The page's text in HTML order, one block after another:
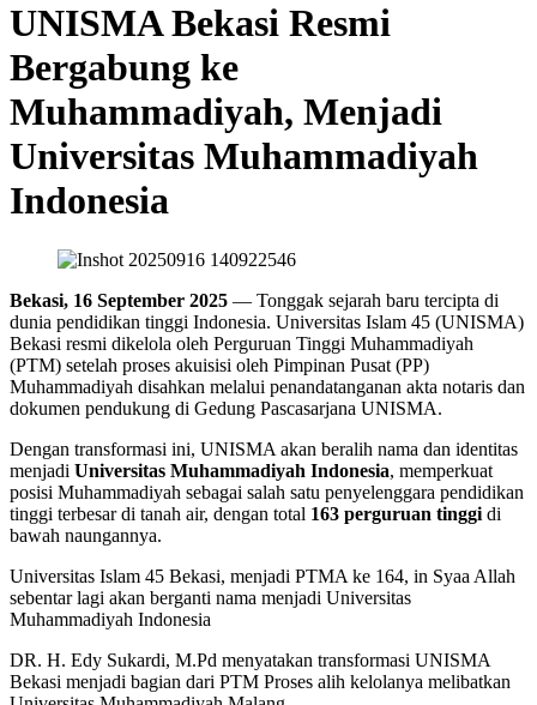
UNISMA Bekasi Resmi
Bergabung ke
Muhammadiyah, Menjadi
Universitas Muhammadiyah
Indonesia
Bekasi, 16 September 2025 — Tonggak sejarah baru tercipta di
dunia pendidikan tinggi Indonesia. Universitas Islam 45 (UNISMA)
Bekasi resmi dikelola oleh Perguruan Tinggi Muhammadiyah
(PTM) setelah proses akuisisi oleh Pimpinan Pusat (PP)
Muhammadiyah disahkan melalui penandatanganan akta notaris dan
dokumen pendukung di Gedung Pascasarjana UNISMA.
Dengan transformasi ini, UNISMA akan beralih nama dan identitas
menjadi Universitas Muhammadiyah Indonesia, memperkuat
posisi Muhammadiyah sebagai salah satu penyelenggara pendidikan
tinggi terbesar di tanah air, dengan total 163 perguruan tinggi di
bawah naungannya.
Universitas Islam 45 Bekasi, menjadi PTMA ke 164, in Syaa Allah
sebentar lagi akan berganti nama menjadi Universitas
Muhammadiyah Indonesia
DR. H. Edy Sukardi, M.Pd menyatakan transformasi UNISMA
Bekasi menjadi bagian dari PTM Proses alih kelolanya melibatkan